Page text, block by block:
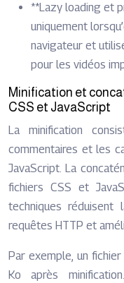
**Lazy loading et
uniquement
navigateur et
pour les vidéos
Minification et
CSS et JavaScript
La minification
commentaires et les
JavaScript. La
fichiers CSS et
techniques
requêtes HTTP et
Par exemple, un
Ko après